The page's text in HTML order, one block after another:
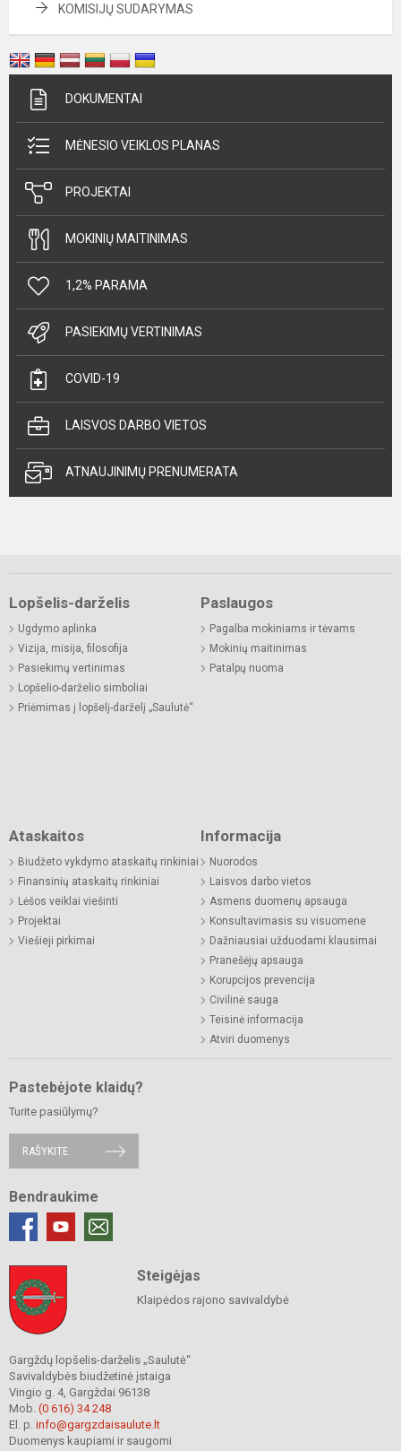
KOMISIJŲ SUDARYMAS
DOKUMENTAI
MĖNESIO VEIKLOS PLANAS
PROJEKTAI
MOKINIŲ MAITINIMAS
1,2% PARAMA
PASIEKIMŲ VERTINIMAS
COVID-19
LAISVOS DARBO VIETOS
ATNAUJINIMŲ PRENUMERATA
Lopšelis-darželis
Ugdymo aplinka
Vizija, misija, filosofija
Pasiekimų vertinimas
Lopšelio-darželio simboliai
Priėmimas į lopšelį-darželį „Saulutė“
Paslaugos
Pagalba mokiniams ir tėvams
Mokinių maitinimas
Patalpų nuoma
Ataskaitos
Biudžeto vykdymo ataskaitų rinkiniai
Finansinių ataskaitų rinkiniai
Lėšos veiklai viešinti
Projektai
Viešieji pirkimai
Informacija
Nuorodos
Laisvos darbo vietos
Asmens duomenų apsauga
Konsultavimasis su visuomene
Dažniausiai užduodami klausimai
Pranešėjų apsauga
Korupcijos prevencija
Civilinė sauga
Teisinė informacija
Atviri duomenys
Pastebėjote klaidų?
Turite pasiūlymų?
RAŠYKITE
Bendraukime
Steigėjas
Klaipėdos rajono savivaldybė
Gargždų lopšelis-darželis „Saulutė“
Savivaldybės biudžetinė įstaiga
Vingio g. 4, Gargždai 96138
Mob. (0 616) 34 248
El. p. info@gargzdaisaulute.lt
Duomenys kaupiami ir saugomi